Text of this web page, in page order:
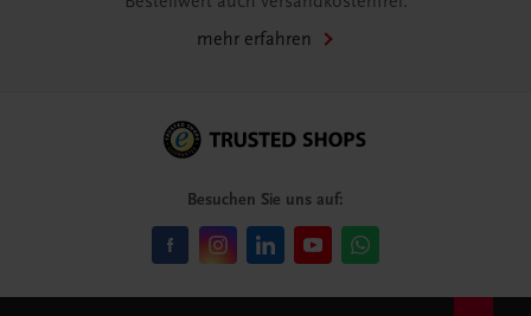
mehr erfahren
Besuchen Sie uns auf: